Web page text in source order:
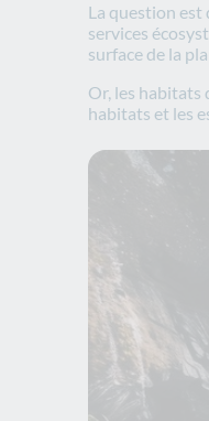
La question
services
surface de la
Or, les habitats
habitats et les